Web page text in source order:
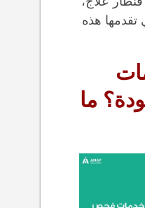
تقدمها هذه
ما